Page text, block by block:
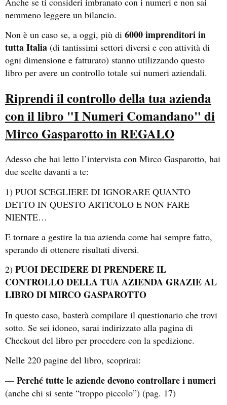
nemmeno leggere un bilancio.
Non è un caso se, a oggi, più di 6000 imprenditori in
tutta Italia (di tantissimi settori diversi e con attività di
ogni dimensione e fatturato) stanno utilizzando questo
libro per avere un controllo totale sui numeri aziendali.
Riprendi il controllo della tua azienda
con il libro "I Numeri Comandano" di
Mirco Gasparotto in REGALO
Adesso che hai letto l’intervista con Mirco Gasparotto, hai
due scelte davanti a te:
1) PUOI SCEGLIERE DI IGNORARE QUANTO
DETTO IN QUESTO ARTICOLO E NON FARE
NIENTE…
E tornare a gestire la tua azienda come hai sempre fatto,
sperando di ottenere risultati diversi.
2) PUOI DECIDERE DI PRENDERE IL
CONTROLLO DELLA TUA AZIENDA GRAZIE AL
LIBRO DI MIRCO GASPAROTTO
In questo caso, basterà compilare il questionario che trovi
sotto. Se sei idoneo, sarai indirizzato alla pagina di
Checkout del libro per procedere con la spedizione.
Nelle 220 pagine del libro, scoprirai:
— Perché tutte le aziende devono controllare i numeri
(anche chi si sente “troppo piccolo”) (pag. 17)